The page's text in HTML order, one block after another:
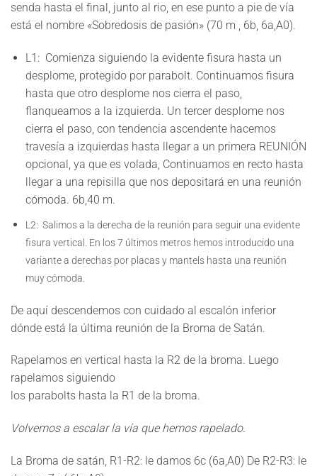
senda hasta el final, junto al rio, en ese punto a pie de vía
está el nombre «Sobredosis de pasión» (70 m , 6b, 6a,A0).
L1:Comienza siguiendo la evidente fisura hasta un
desplome, protegido por parabolt. Continuamos fisura
hasta que otro desplome nos cierra el paso,
flanqueamos a la izquierda. Un tercer desplome nos
cierra el paso, con tendencia ascendente hacemos
travesía a izquierdas hasta llegar a un primera REUNIÓN
opcional, ya que es volada, Continuamos en recto hasta
llegar a una repisilla que nos depositará en una reunión
cómoda. 6b,40 m.
L2: Salimos a la derecha de la reunión para seguir una evidente
fisura vertical. En los 7 últimos metros hemos introducido una
variante a derechas por placas y mantels hasta una reunión
muy cómoda.
De aquí descendemos con cuidado al escalón inferior
dónde está la última reunión de la Broma de Satán.
Rapelamos en vertical hasta la R2 de la broma. Luego
rapelamos siguiendo
los parabolts hasta la R1 de la broma.
Volvemos a escalar la vía que hemos rapelado.
La Broma de satán, R1-R2: le damos 6c (6a,A0) De R2-R3: le